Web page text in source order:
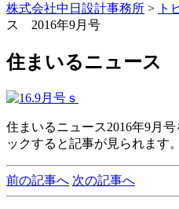
株式会社中日設計事務所 > ト
ス 2016年9月号
住まいるニュース
住まいるニュース2016年9月
ックすると記事が見られます。
前の記事へ 次の記事へ